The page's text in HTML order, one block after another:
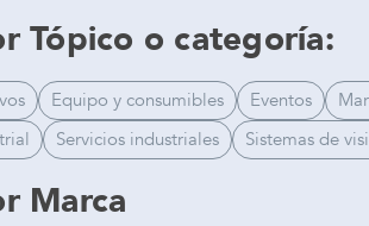
Tópico o categoría:
Equipo y consumibles Eventos
Servicios industriales Sistemas de
Marca